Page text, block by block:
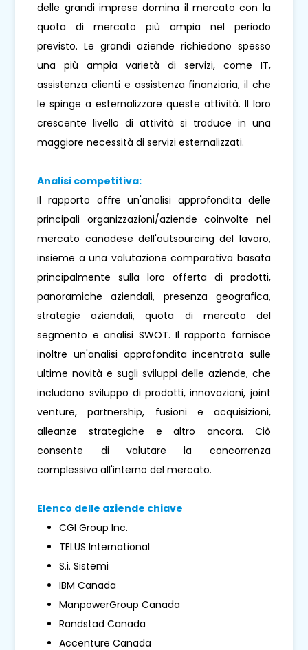
delle grandi imprese domina il mercato con la
quota di mercato più ampia nel periodo
previsto. Le grandi aziende richiedono spesso
una più ampia varietà di servizi, come IT,
assistenza clienti e assistenza finanziaria, il che
le spinge a esternalizzare queste attività. Il loro
crescente livello di attività si traduce in una
maggiore necessità di servizi esternalizzati.
Analisi competitiva:
Il rapporto offre un'analisi approfondita delle
principali organizzazioni/aziende coinvolte nel
mercato canadese dell'outsourcing del lavoro,
insieme a una valutazione comparativa basata
principalmente sulla loro offerta di prodotti,
panoramiche aziendali, presenza geografica,
strategie aziendali, quota di mercato del
segmento e analisi SWOT. Il rapporto fornisce
inoltre un'analisi approfondita incentrata sulle
ultime novità e sugli sviluppi delle aziende, che
includono sviluppo di prodotti, innovazioni, joint
venture, partnership, fusioni e acquisizioni,
alleanze strategiche e altro ancora. Ciò
consente di valutare la concorrenza
complessiva all'interno del mercato.
Elenco delle aziende chiave
CGI Group Inc.
TELUS International
S.i. Sistemi
IBM Canada
ManpowerGroup Canada
Randstad Canada
Accenture Canada